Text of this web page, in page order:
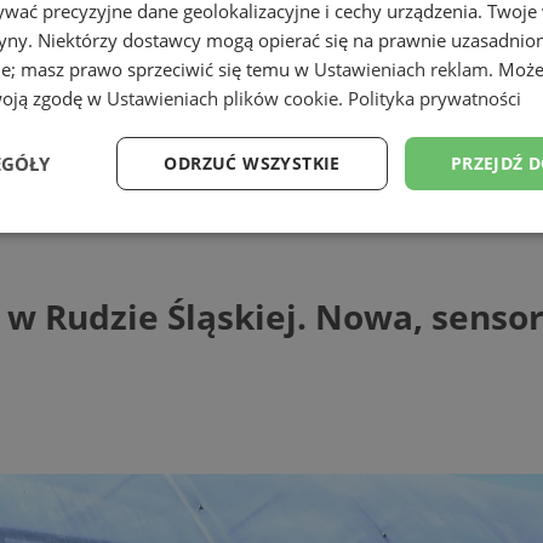
Nowa, sensoryczna przestrzeń
Rudzie Śląskiej. Nowa,
precyzyjne dane geolokalizacyjne i cechy urządzenia.
Niektórzy dostawcy mogą opierać się na prawnie
masz prawo sprzeciwić się temu w Ustawieniach reklam.
zgodę w Ustawieniach plików cookie. Polityka prywatności
PRZEJDŹ
ODRZUĆ WSZYSTKIE
Wydajność Targetowanie Funkcjonalność
niezbędnych plików cookie nie można prawidłowo korzystać ze strony